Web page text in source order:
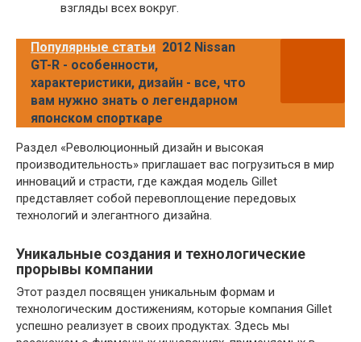
взгляды всех вокруг.
Популярные статьи 2012 Nissan
GT-R - особенности,
характеристики, дизайн - все, что
вам нужно знать о легендарном
японском спорткаре
Раздел «Революционный дизайн и высокая
производительность» приглашает вас погрузиться в мир
инноваций и страсти, где каждая модель Gillet
представляет собой перевоплощение передовых
технологий и элегантного дизайна.
Уникальные создания и технологические
прорывы компании
Этот раздел посвящен уникальным формам и
технологическим достижениям, которые компания Gillet
успешно реализует в своих продуктах. Здесь мы